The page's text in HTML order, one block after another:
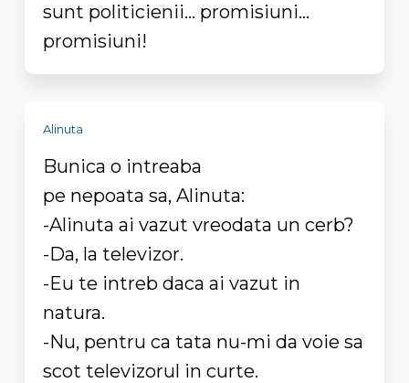
sunt politicienii... promisiuni...
promisiuni!
Alinuta
Bunica o intreaba
pe nepoata sa, Alinuta:
-Alinuta ai vazut vreodata un cerb?
-Da, la televizor.
-Eu te intreb daca ai vazut in
natura.
-Nu, pentru ca tata nu-mi da voie sa
scot televizorul in curte.